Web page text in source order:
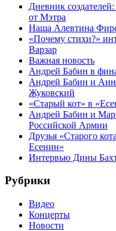
Дневник
от Мэтра
Наша Алевтина
«Почему стихи?»
Варзар
Важная новость
Андрей Бабин в
Андрей Бабин и
Жуковский
«Старый кот» в
Андрей Бабин и
Российской Армии
Друзья «Старого
Есенин»
Интервью Дины
Рубрики
Видео
Концерты
Новости